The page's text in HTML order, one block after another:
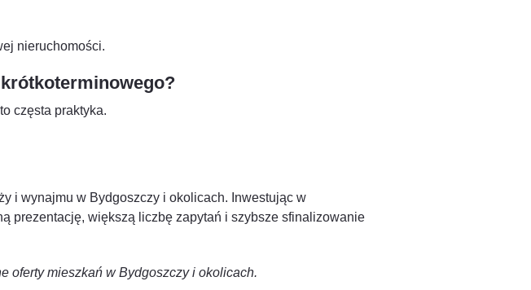
nieruchomości.
częsta praktyka.
i wynajmu w Bydgoszczy i okolicach. Inwestując w
prezentację, większą liczbę zapytań i szybsze sfinalizowanie
oferty mieszkań w Bydgoszczy i okolicach.